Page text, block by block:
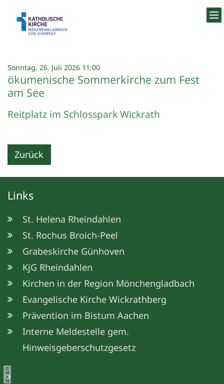
Sonntag, 26. Juli 2026 11:00:
ökumenische Sommerkirche zum Fest
am See
Reitplatz im Schlosspark Wickrath
Zurück
Links
St. Helena Rheindahlen
St. Rochus Broich-Peel
Grabeskirche Günhoven
KjG Rheindahlen
Kirchen in der Region Mönchengladbach
Evangelische Kirche Wickrathberg
Prävention im Bistum Aachen
Interne Meldestelle gem.
Hinweisgeberschutzgesetz
©
M
e
ta